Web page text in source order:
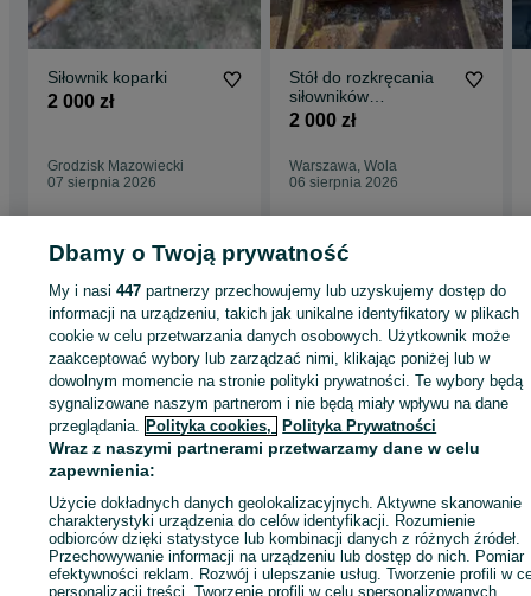
Siłownik koparki
2 000 zł
Grodzisk Mazowiecki
07 sierpnia 2026
Stół do rozkręcania
siłowników
hydraulicznych
2 000 zł
Warszawa, Wola
06 sierpnia 2026
Strona główna Rolnictwo Części do maszyn rolniczych
Części do maszyn
rolniczych - Mazowieckie
Części do maszyn rolniczych - Pruszków
KATEGORIA
ID:492943954 Wyświetlenia:
Zadzwoń / SMS Wyślij wiadomość
Dbamy o Twoją prywatność
My i nasi447 partnerzy przechowujemy lub uzyskujemy dostęp do
informacji na urządzeniu, takich jak unikalne identyfikatory w plikach
cookie w celu przetwarzania danych osobowych. Użytkownik może
zaakceptować wybory lub zarządzać nimi, klikając poniżej lub w
dowolnym momencie na stronie polityki prywatności. Te wybory będą
sygnalizowane naszym partnerom i nie będą miały wpływu na dane
przeglądania. Polityka cookies, Polityka Prywatności
Wraz z naszymi partnerami przetwarzamy dane w celu
zapewnienia:
Użycie dokładnych danych geolokalizacyjnych. Aktywne skanowanie
charakterystyki urządzenia do celów identyfikacji. Rozumienie
odbiorców dzięki statystyce lub kombinacji danych z różnych źródeł.
Przechowywanie informacji na urządzeniu lub dostęp do nich. Pomiar
efektywności reklam. Rozwój i ulepszanie usług. Tworzenie profili w
personalizacji treści. Tworzenie profili w celu spersonalizowanych